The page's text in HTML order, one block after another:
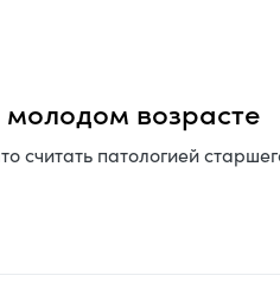
молодом возрасте
считать патологией